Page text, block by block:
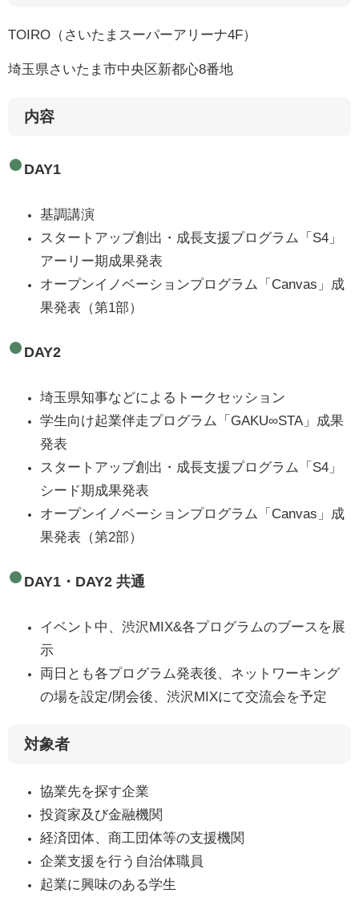
TOIRO（さいたまスーパーアリーナ4F）
埼玉県さいたま市中央区新都心8番地
内容
DAY1
基調講演
スタートアップ創出・成長支援プログラム「S4」
アーリー期成果発表
オープンイノベーションプログラム「Canvas」成
果発表（第1部）
DAY2
埼玉県知事などによるトークセッション
学生向け起業伴走プログラム「GAKU∞STA」成果
発表
スタートアップ創出・成長支援プログラム「S4」
シード期成果発表
オープンイノベーションプログラム「Canvas」成
果発表（第2部）
DAY1・DAY2 共通
イベント中、渋沢MIX&各プログラムのブースを展
示
両日とも各プログラム発表後、ネットワーキング
の場を設定/閉会後、渋沢MIXにて交流会を予定
対象者
協業先を探す企業
投資家及び金融機関
経済団体、商工団体等の支援機関
企業支援を行う自治体職員
起業に興味のある学生